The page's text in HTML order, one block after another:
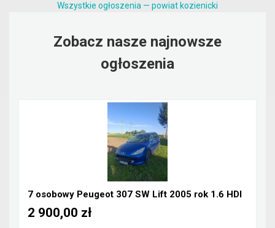
Wszystkie ogłoszenia — powiat kozienicki
Zobacz nasze najnowsze
ogłoszenia
7 osobowy Peugeot 307 SW Lift 2005 rok 1.6 HDI
2 900,00 zł